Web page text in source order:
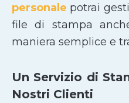
personale potrai
file di stampa
maniera semplice e
Un Servizio di
Nostri Clienti